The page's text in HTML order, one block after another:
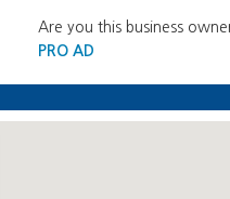
Are you this business
PRO AD